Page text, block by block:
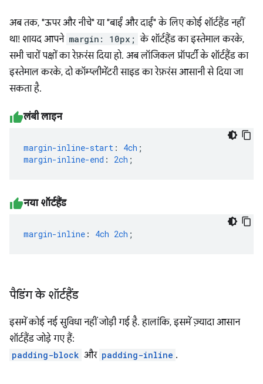
अब तक, "ऊपर और नीचे" या "बाईं और दाईं" के लिए कोई शॉर्टहैंड नहीं
था! शायद आपने margin: 10px; के शॉर्टहैंड का इस्तेमाल करके,
सभी चारों पक्षों का रेफ़रंस दिया हो. अब लॉजिकल प्रॉपर्टी के शॉर्टहैंड का
इस्तेमाल करके, दो कॉम्प्लीमेंटरी साइड का रेफ़रंस आसानी से दिया जा
सकता है.
लंबी लाइन
margin-inline-start : 4ch ;
margin-inline-end : 2ch ;
नया शॉर्टहैंड
margin-inline : 4ch 2ch ;
पैडिंग के शॉर्टहैंड
इसमें कोई नई सुविधा नहीं जोड़ी गई है. हालांकि, इसमें ज़्यादा आसान
शॉर्टहैंड जोड़े गए हैं:
padding-block और padding-inline .